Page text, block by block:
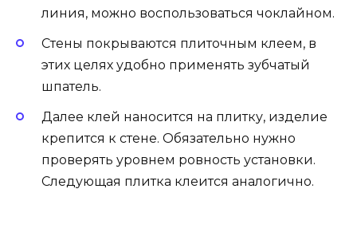
линия, можно воспользоваться чоклайном.
Стены покрываются плиточным клеем, в
этих целях удобно применять зубчатый
шпатель.
Далее клей наносится на плитку, изделие
крепится к стене. Обязательно нужно
проверять уровнем ровность установки.
Следующая плитка клеится аналогично.